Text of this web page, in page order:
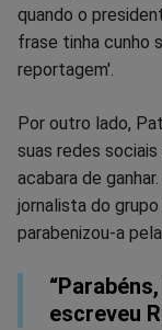
quando o
frase tinha cunho
reportagem'.
Por outro lado,
suas redes
acabara de
jornalista do
parabenizou-a
escreveu